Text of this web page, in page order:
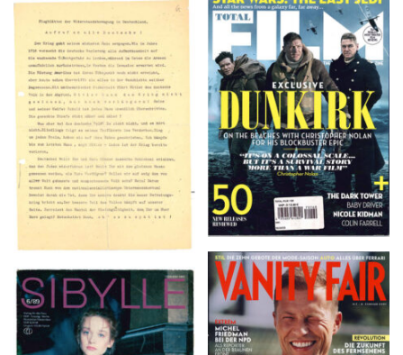
TOTAL FILM #260 –
SUMMER 2017
Flugblätter der Weissen
Rose – V, Januar 1943
VANITY FAIR – Nr. 7 –
8. Februar 2007
SIBYLLE 6/89